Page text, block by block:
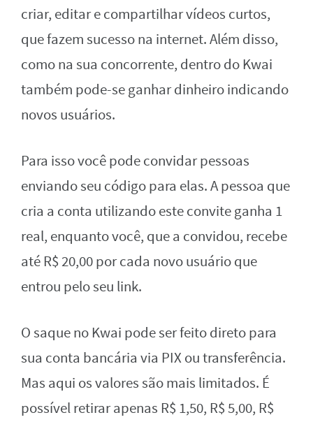
criar, editar e compartilhar vídeos curtos,
que fazem sucesso na internet. Além disso,
como na sua concorrente, dentro do Kwai
também pode-se ganhar dinheiro indicando
novos usuários.
Para isso você pode convidar pessoas
enviando seu código para elas. A pessoa que
cria a conta utilizando este convite ganha 1
real, enquanto você, que a convidou, recebe
até R$ 20,00 por cada novo usuário que
entrou pelo seu link.
O saque no Kwai pode ser feito direto para
sua conta bancária via PIX ou transferência.
Mas aqui os valores são mais limitados. É
possível retirar apenas R$ 1,50, R$ 5,00, R$